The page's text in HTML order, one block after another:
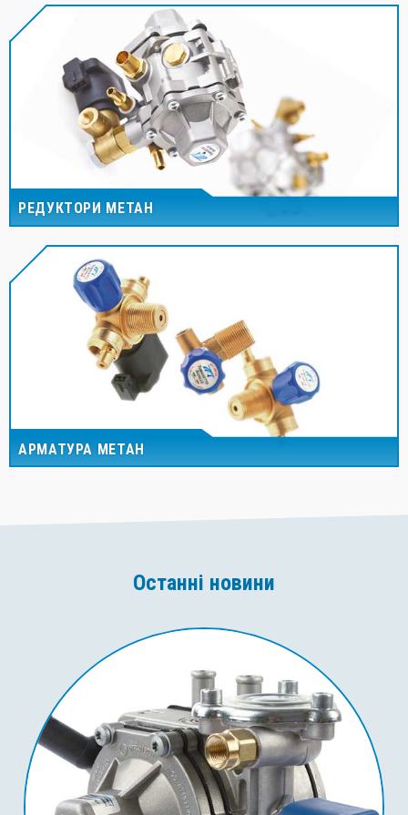
РЕДУКТОРИ МЕТАН
АРМАТУРА МЕТАН
Останні новини